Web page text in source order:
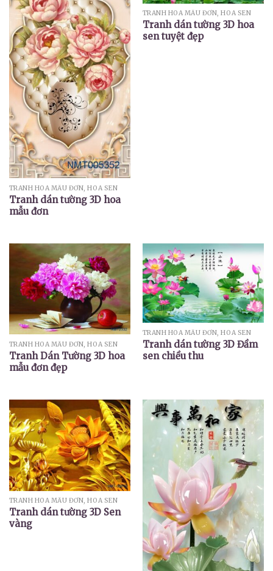
TRANH HOA MẪU ĐƠN, HOA SEN
Tranh dán tường 3D hoa
mẫu đơn
TRANH HOA MẪU ĐƠN, HOA SEN
Tranh dán tường 3D hoa
sen tuyệt đẹp
TRANH HOA MẪU ĐƠN, HOA SEN
Tranh Dán Tường 3D hoa
mẫu đơn đẹp
TRANH HOA MẪU ĐƠN, HOA SEN
Tranh dán tường 3D Đầm
sen chiều thu
TRANH HOA MẪU ĐƠN, HOA SEN
Tranh dán tường 3D Sen
vàng